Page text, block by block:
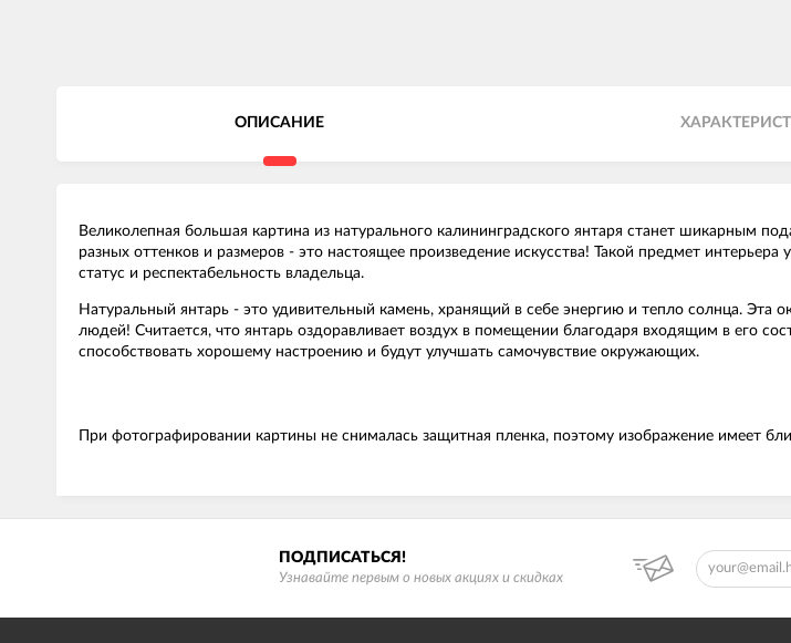
ОПИСАНИЕ
Великолепная большая картина из натурального калининградского янтаря станет шикарным
разных оттенков и размеров - это настоящее произведение искусства! Такой предмет
статус и респектабельность владельца.
Натуральный янтарь - это удивительный камень, хранящий в себе энергию и тепло солнца.
людей! Считается, что янтарь оздоравливает воздух в помещении благодаря входящим в его
способствовать хорошему настроению и будут улучшать самочувствие окружающих.
При фотографировании картины не снималась защитная пленка, поэтому изображение имеет
ПОДПИСАТЬСЯ!
Узнавайте первым о новых акциях и скидках